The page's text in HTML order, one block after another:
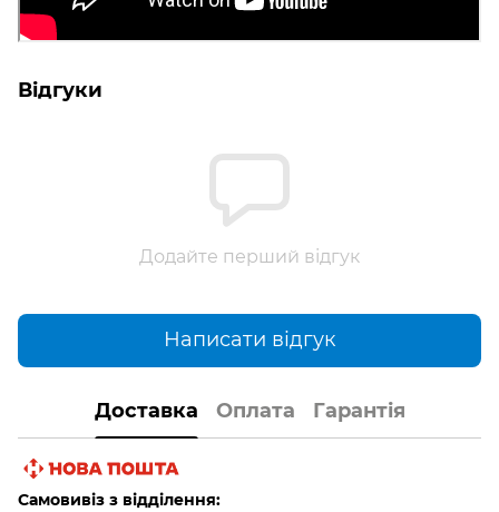
Відгуки
Додайте перший відгук
Написати відгук
Доставка Оплата Гарантія
Самовивіз з відділення: